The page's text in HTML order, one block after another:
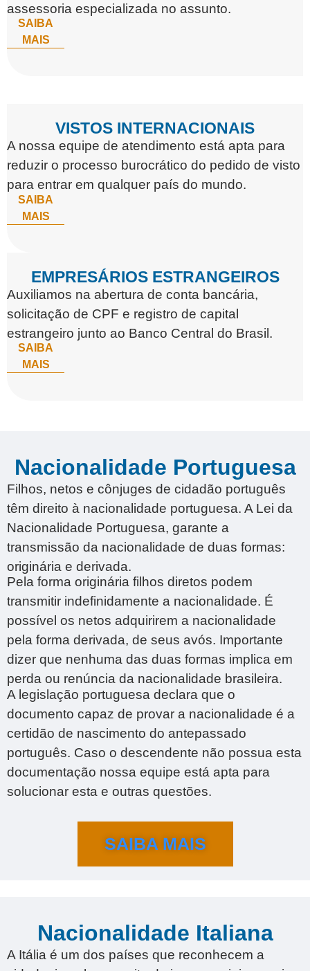
assessoria especializada no assunto.
SAIBA
MAIS
VISTOS INTERNACIONAIS
A nossa equipe de atendimento está apta para
reduzir o processo burocrático do pedido de visto
para entrar em qualquer país do mundo.
SAIBA
MAIS
EMPRESÁRIOS ESTRANGEIROS
Auxiliamos na abertura de conta bancária,
solicitação de CPF e registro de capital
estrangeiro junto ao Banco Central do Brasil.
SAIBA
MAIS
Nacionalidade Portuguesa
Filhos, netos e cônjuges de cidadão português
têm direito à nacionalidade portuguesa. A Lei da
Nacionalidade Portuguesa, garante a
transmissão da nacionalidade de duas formas:
originária e derivada.
Pela forma originária filhos diretos podem
transmitir indefinidamente a nacionalidade. É
possível os netos adquirirem a nacionalidade
pela forma derivada, de seus avós. Importante
dizer que nenhuma das duas formas implica em
perda ou renúncia da nacionalidade brasileira.
A legislação portuguesa declara que o
documento capaz de provar a nacionalidade é a
certidão de nascimento do antepassado
português. Caso o descendente não possua esta
documentação nossa equipe está apta para
solucionar esta e outras questões.
SAIBA MAIS
Nacionalidade Italiana
A Itália é um dos países que reconhecem a